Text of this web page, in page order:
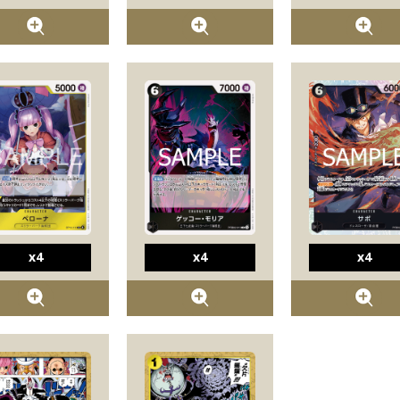
x4 x4 x4